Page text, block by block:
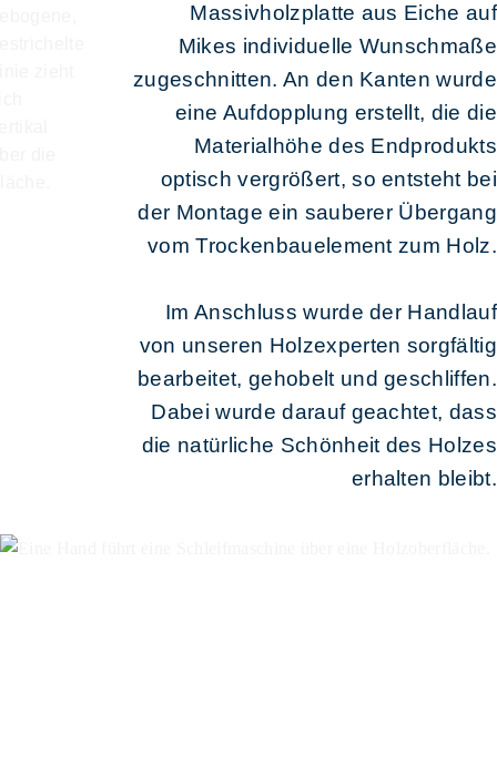
Massivholzplatte aus Eiche auf
Mikes individuelle Wunschmaße
zugeschnitten. An den Kanten wurde
eine Aufdopplung erstellt, die die
Materialhöhe des Endprodukts
optisch vergrößert, so entsteht bei
der Montage ein sauberer Übergang
vom Trockenbauelement zum Holz.
Im Anschluss wurde der Handlauf
von unseren Holzexperten sorgfältig
bearbeitet, gehobelt und geschliffen.
Dabei wurde darauf geachtet, dass
die natürliche Schönheit des Holzes
erhalten bleibt.